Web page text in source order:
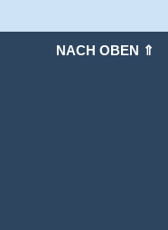
NACH OBEN ⇑